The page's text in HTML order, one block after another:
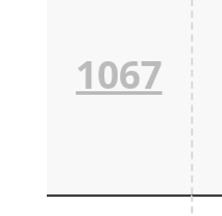
1067